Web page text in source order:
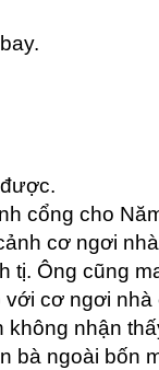
cổng cho
cơ ngơi
tị. Ông cũng
với cơ ngơi nhà
không nhận
bà ngoài bốn